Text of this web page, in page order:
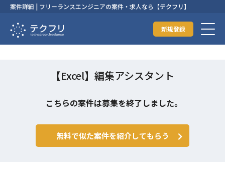
案件詳細 | フリーランスエンジニアの案件・求人なら【テクフリ】
新規登録
【Excel】編集アシスタント
こちらの案件は募集を終了しました。
無料で似た案件を紹介してもらう